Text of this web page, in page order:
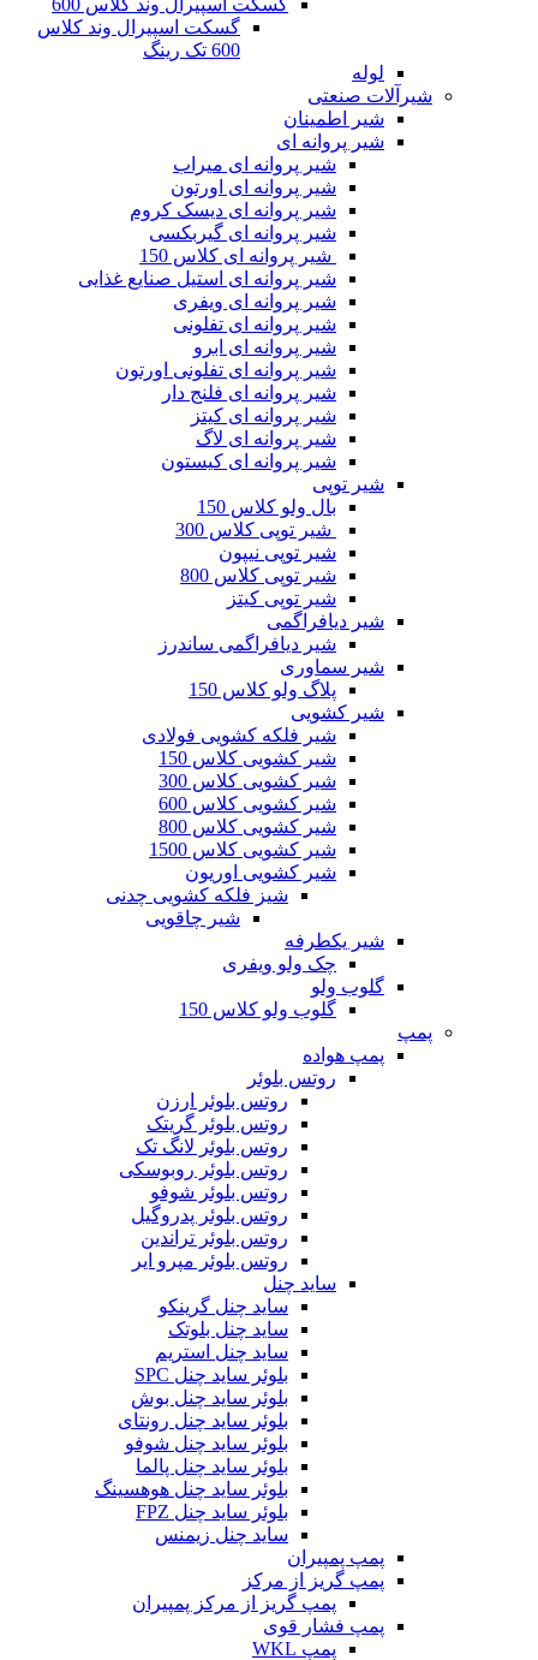
گسکت اسپیرال وند کلاس 600
گسکت اسپیرال وند کلاس
600 تک رینگ
لوله
شیرآلات صنعتی
شیر اطمینان
شیر پروانه ای
شیر پروانه ای میراب
شیر پروانه ای اورتون
شیر پروانه ای دیسک کروم
شیر پروانه ای گیربکسی
شیر پروانه ای کلاس 150
شیر پروانه ای استیل صنایع غذایی
شیر پروانه ای ویفری
شیر پروانه ای تفلونی
شیر پروانه ای ابرو
شیر پروانه ای تفلونی اورتون
شیر پروانه ای فلنج دار
شیر پروانه ای کیتز
شیر پروانه ای لاگ
شیر پروانه ای کیستون
شیر توپی
بال ولو کلاس 150
شیر توپی کلاس 300
شیر توپی نیپون
شیر توپی کلاس 800
شیر توپی کیتز
شیر دیافراگمی
شیر دیافراگمی ساندرز
شیر سماوری
پلاگ ولو کلاس 150
شیر کشویی
شیر فلکه کشویی فولادی
شیر کشویی کلاس 150
شیر کشویی کلاس 300
شیر کشویی کلاس 600
شیر کشویی کلاس 800
شیر کشویی کلاس 1500
شیر کشویی اوریون
شیز فلکه کشویی چدنی
شیر چاقویی
شیر یکطرفه
چک ولو ویفری
گلوب ولو
گلوب ولو کلاس 150
پمپ
پمپ هواده
روتس بلوئر
روتس بلوئر ارزن
روتس بلوئر گریتک
روتس بلوئر لانگ تک
روتس بلوئر روبوسکی
روتس بلوئر شوفو
روتس بلوئر پدروگیل
روتس بلوئر تراندین
روتس بلوئر مپرو ایر
ساید چنل
ساید چنل گرینکو
ساید چنل بلوتک
ساید چنل استریم
بلوئر ساید چنل SPC
بلوئر ساید چنل بوش
بلوئر ساید چنل رونتای
بلوئر ساید چنل شوفو
بلوئر ساید چنل پالما
بلوئر ساید چنل هوهسینگ
بلوئر ساید چنل FPZ
ساید چنل زیمنس
پمپ پمپیران
پمپ گریز از مرکز
پمپ گریز از مرکز پمپیران
پمپ فشار قوی
پمپ WKL